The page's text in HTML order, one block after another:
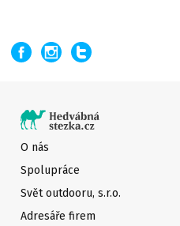
O nás
Spolupráce
Svět outdooru, s.r.o.
Adresáře firem